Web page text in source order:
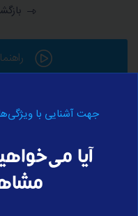
ورود به
جهت آشنایی با
آیا